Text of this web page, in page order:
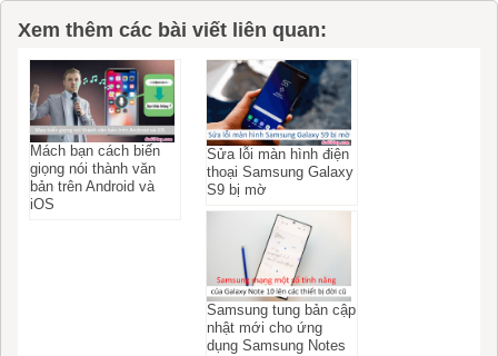
Xem thêm các bài viết liên quan:
Mách bạn cách biến
giọng nói thành văn
bản trên Android và
iOS
Sửa lỗi màn hình điện
thoại Samsung Galaxy
S9 bị mờ
Samsung tung bản cập
nhật mới cho ứng
dụng Samsung Notes